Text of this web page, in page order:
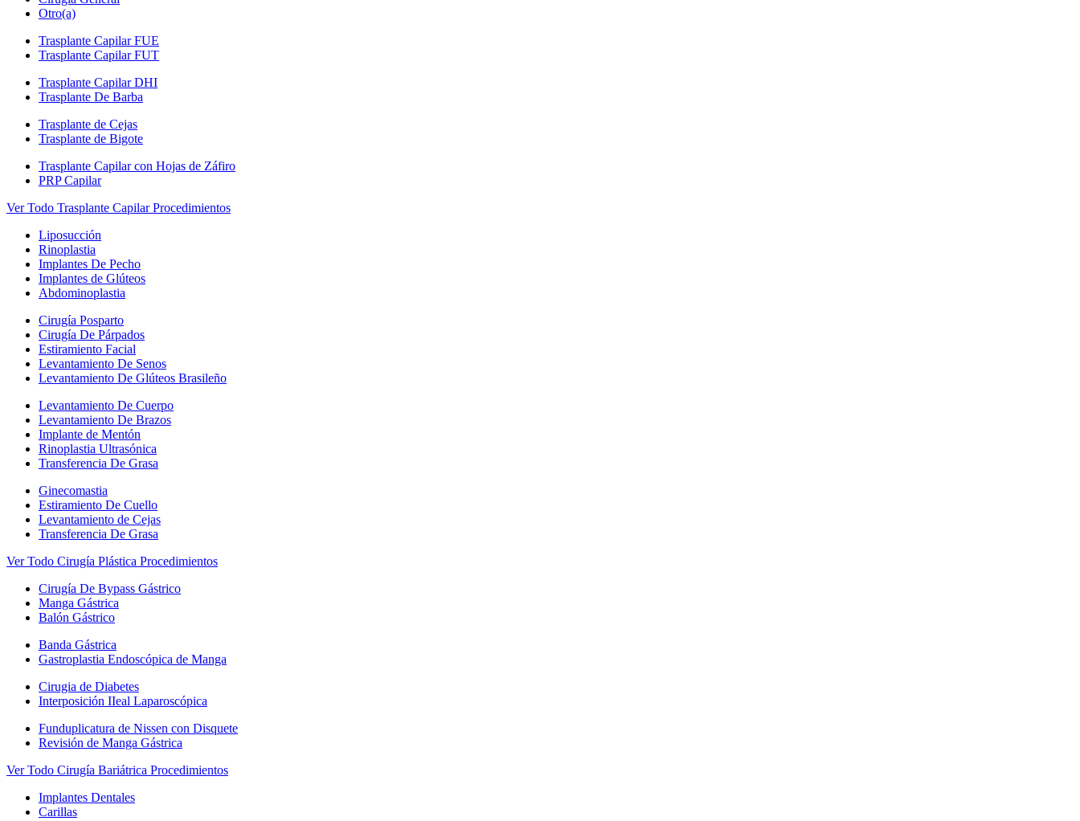
Otro(a)
Trasplante Capilar FUE
Trasplante Capilar FUT
Trasplante Capilar DHI
Trasplante De Barba
Trasplante de Cejas
Trasplante de Bigote
Trasplante Capilar con Hojas de Záfiro
PRP Capilar
Ver Todo Trasplante Capilar Procedimientos
Liposucción
Rinoplastia
Implantes De Pecho
Implantes de Glúteos
Abdominoplastia
Cirugía Posparto
Cirugía De Párpados
Estiramiento Facial
Levantamiento De Senos
Levantamiento De Glúteos Brasileño
Levantamiento De Cuerpo
Levantamiento De Brazos
Implante de Mentón
Rinoplastia Ultrasónica
Transferencia De Grasa
Ginecomastia
Estiramiento De Cuello
Levantamiento de Cejas
Transferencia De Grasa
Ver Todo Cirugía Plástica Procedimientos
Cirugía De Bypass Gástrico
Manga Gástrica
Balón Gástrico
Banda Gástrica
Gastroplastia Endoscópica de Manga
Cirugia de Diabetes
Interposición IIeal Laparoscópica
Funduplicatura de Nissen con Disquete
Revisión de Manga Gástrica
Ver Todo Cirugía Bariátrica Procedimientos
Implantes Dentales
Carillas